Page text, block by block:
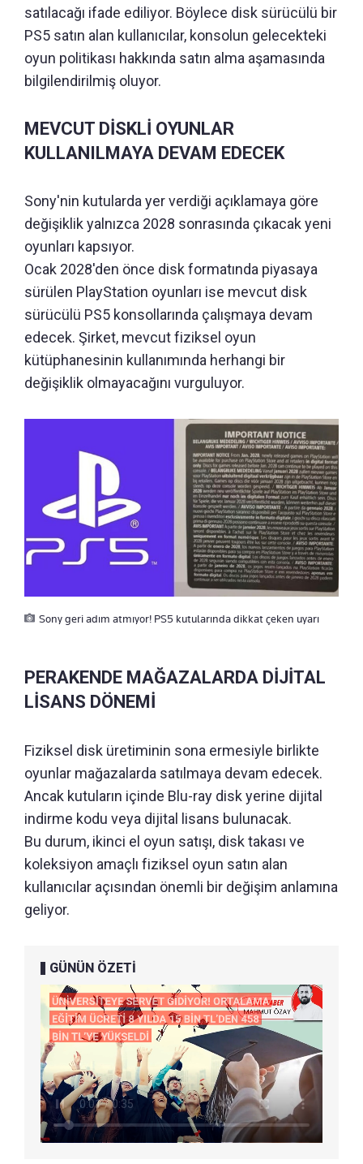
satılacağı ifade ediliyor. Böylece disk sürücülü bir
PS5 satın alan kullanıcılar, konsolun gelecekteki
oyun politikası hakkında satın alma aşamasında
bilgilendirilmiş oluyor.
MEVCUT DİSKLİ OYUNLAR
KULLANILMAYA DEVAM EDECEK
Sony'nin kutularda yer verdiği açıklamaya göre
değişiklik yalnızca 2028 sonrasında çıkacak yeni
oyunları kapsıyor.
Ocak 2028'den önce disk formatında piyasaya
sürülen PlayStation oyunları ise mevcut disk
sürücülü PS5 konsollarında çalışmaya devam
edecek. Şirket, mevcut fiziksel oyun
kütüphanesinin kullanımında herhangi bir
değişiklik olmayacağını vurguluyor.
Sony geri adım atmıyor! PS5 kutularında dikkat çeken uyarı
PERAKENDE MAĞAZALARDA DİJİTAL
LİSANS DÖNEMİ
Fiziksel disk üretiminin sona ermesiyle birlikte
oyunlar mağazalarda satılmaya devam edecek.
Ancak kutuların içinde Blu-ray disk yerine dijital
indirme kodu veya dijital lisans bulunacak.
Bu durum, ikinci el oyun satışı, disk takası ve
koleksiyon amaçlı fiziksel oyun satın alan
kullanıcılar açısından önemli bir değişim anlamına
geliyor.
GÜNÜN ÖZETİ